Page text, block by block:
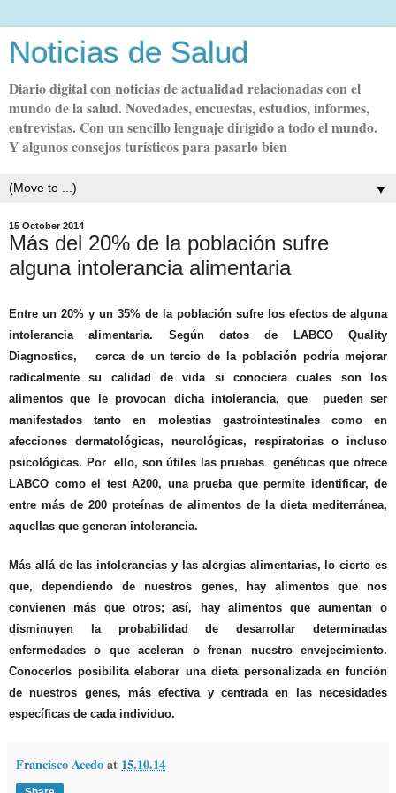
Noticias de Salud
Diario digital con noticias de actualidad relacionadas con el
mundo de la salud. Novedades, encuestas, estudios, informes,
entrevistas. Con un sencillo lenguaje dirigido a todo el mundo.
Y algunos consejos turísticos para pasarlo bien
▼
15 October 2014
Más del 20% de la población sufre
alguna intolerancia alimentaria
Entre un 20% y un 35% de la población sufre los efectos de alguna
intolerancia alimentaria. Según datos de LABCO Quality
Diagnostics, cerca de un tercio de la población podría mejorar
radicalmente su calidad de vida si conociera cuales son los
alimentos que le provocan dicha intolerancia, que pueden ser
manifestados tanto en molestias gastrointestinales como en
afecciones dermatológicas, neurológicas, respiratorias o incluso
psicológicas. Por ello, son útiles las pruebas genéticas que ofrece
LABCO como el test A200, una prueba que permite identificar, de
entre más de 200 proteínas de alimentos de la dieta mediterránea,
aquellas que generan intolerancia.
Más allá de las intolerancias y las alergias alimentarias, lo cierto es
que, dependiendo de nuestros genes, hay alimentos que nos
convienen más que otros; así, hay alimentos que aumentan o
disminuyen la probabilidad de desarrollar determinadas
enfermedades o que aceleran o frenan nuestro envejecimiento.
Conocerlos posibilita elaborar una dieta personalizada en función
de nuestros genes, más efectiva y centrada en las necesidades
específicas de cada individuo.
Francisco Acedoat 15.10.14